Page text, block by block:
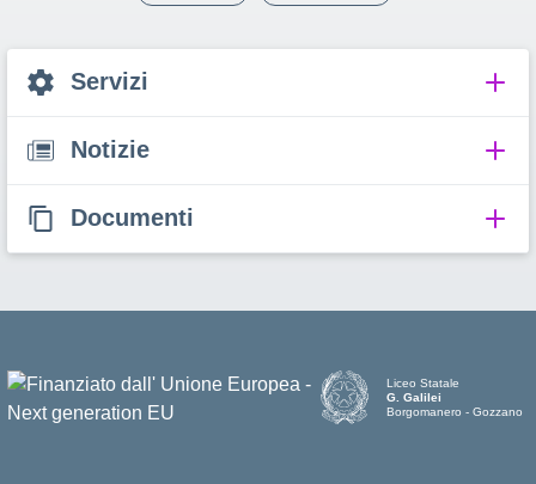
Servizi
Notizie
Documenti
Liceo Statale
G. Galilei
Borgomanero - Gozzano